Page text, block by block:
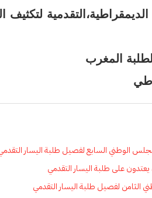
المغرب
الوطني السابع لفصيل طلبة اليسار
على طلبة اليسار التقدمي
الثامن لفصيل طلبة اليسار التقدمي